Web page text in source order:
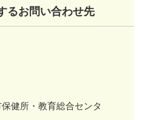
るお問い合わせ先
健所・教育総合センタ